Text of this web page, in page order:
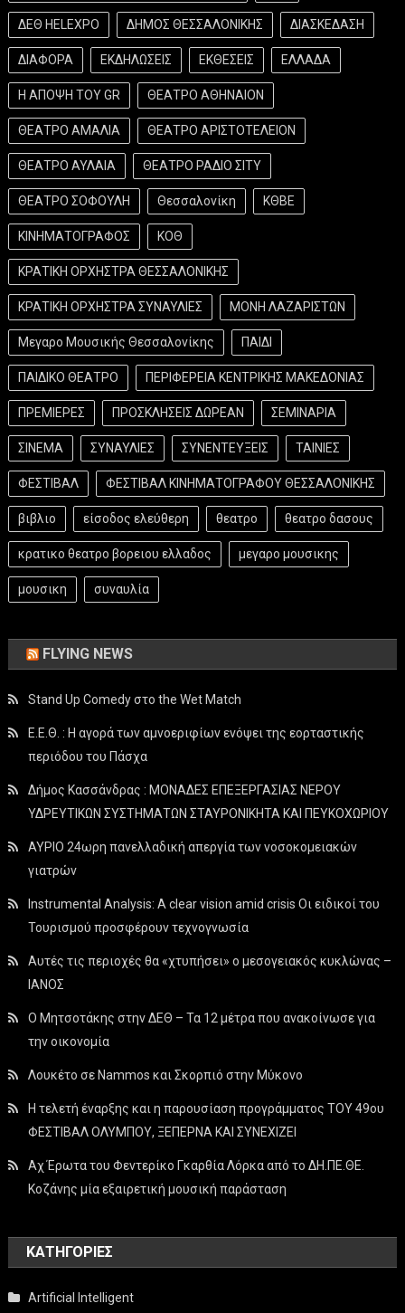
ΔΕΘ HELEXPO ΔΗΜΟΣ ΘΕΣΣΑΛΟΝΙΚΗΣ ΔΙΑΣΚΕΔΑΣΗ
ΔΙΑΦΟΡΑ ΕΚΔΗΛΩΣΕΙΣ ΕΚΘΕΣΕΙΣ ΕΛΛΑΔΑ
Η ΑΠΟΨΗ ΤΟΥ GR ΘΕΑΤΡΟ ΑΘΗΝΑΙΟΝ
ΘΕΑΤΡΟ ΑΜΑΛΙΑ ΘΕΑΤΡΟ ΑΡΙΣΤΟΤΕΛΕΙΟΝ
ΘΕΑΤΡΟ ΑΥΛΑΙΑ ΘΕΑΤΡΟ ΡΑΔΙΟ ΣΙΤΥ
ΘΕΑΤΡΟ ΣΟΦΟΥΛΗ Θεσσαλονίκη ΚΘΒΕ
ΚΙΝΗΜΑΤΟΓΡΑΦΟΣ ΚΟΘ
ΚΡΑΤΙΚΗ ΟΡΧΗΣΤΡΑ ΘΕΣΣΑΛΟΝΙΚΗΣ
ΚΡΑΤΙΚΗ ΟΡΧΗΣΤΡΑ ΣΥΝΑΥΛΙΕΣ ΜΟΝΗ ΛΑΖΑΡΙΣΤΩΝ
Μεγαρο Μουσικής Θεσσαλονίκης ΠΑΙΔΙ
ΠΑΙΔΙΚΟ ΘΕΑΤΡΟ ΠΕΡΙΦΕΡΕΙΑ ΚΕΝΤΡΙΚΗΣ ΜΑΚΕΔΟΝΙΑΣ
ΠΡΕΜΙΕΡΕΣ ΠΡΟΣΚΛΗΣΕΙΣ ΔΩΡΕΑΝ ΣΕΜΙΝΑΡΙΑ
ΣΙΝΕΜΑ ΣΥΝΑΥΛΙΕΣ ΣΥΝΕΝΤΕΥΞΕΙΣ ΤΑΙΝΙΕΣ
ΦΕΣΤΙΒΑΛ ΦΕΣΤΙΒΑΛ ΚΙΝΗΜΑΤΟΓΡΑΦΟΥ ΘΕΣΣΑΛΟΝΙΚΗΣ
βιβλιο είσοδος ελεύθερη θεατρο θεατρο δασους
κρατικο θεατρο βορειου ελλαδος μεγαρο μουσικης
μουσικη συναυλία
FLYING NEWS
Stand Up Comedy στο the Wet Match
Ε.Ε.Θ. : Η αγορά των αμνοεριφίων ενόψει της εορταστικής
περιόδου του Πάσχα
Δήμος Κασσάνδρας : ΜΟΝΑΔΕΣ ΕΠΕΞΕΡΓΑΣΙΑΣ ΝΕΡΟΥ
ΥΔΡΕΥΤΙΚΩΝ ΣΥΣΤΗΜΑΤΩΝ ΣΤΑΥΡΟΝΙΚΗΤΑ ΚΑΙ ΠΕΥΚΟΧΩΡΙΟΥ
ΑΥΡΙΟ 24ωρη πανελλαδική απεργία των νοσοκομειακών
γιατρών
Instrumental Analysis: A clear vision amid crisis Οι ειδικοί του
Τουρισμού προσφέρουν τεχνογνωσία
Αυτές τις περιοχές θα «χτυπήσει» ο μεσογειακός κυκλώνας –
ΙΑΝΟΣ
Ο Μητσοτάκης στην ΔΕΘ – Τα 12 μέτρα που ανακοίνωσε για
την οικονομία
Λουκέτο σε Nammos και Σκορπιό στην Μύκονο
Η τελετή έναρξης και η παρουσίαση προγράμματος ΤΟΥ 49ου
ΦΕΣΤΙΒΑΛ ΟΛΥΜΠΟΥ, ΞΕΠΕΡΝΑ ΚΑΙ ΣΥΝΕΧΙΖΕΙ
Αχ Έρωτα του Φεντερίκο Γκαρθία Λόρκα από το ΔΗ.ΠΕ.ΘΕ.
Κοζάνης μία εξαιρετική μουσική παράσταση
KΑΤΗΓΟΡΊΕΣ
Artificial Intelligent